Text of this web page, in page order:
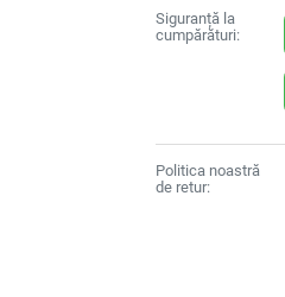
Siguranță la
cumpărături:
Politica noastră
de retur: